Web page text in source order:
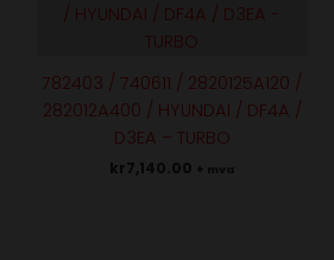
782403 / 740611 / 2820125A120 /
282012A400 / HYUNDAI / DF4A /
D3EA – TURBO
kr7,140.00 + mva
produktet
varianter.
Alternativene